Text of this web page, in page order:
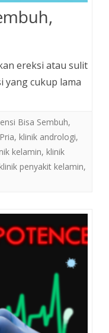
ereksi atau sulit
yang cukup lama
Bisa Sembuh,
, klinik andrologi,
kelamin, klinik
klinik penyakit kelamin,